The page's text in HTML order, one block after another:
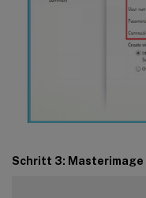
Schritt 3: